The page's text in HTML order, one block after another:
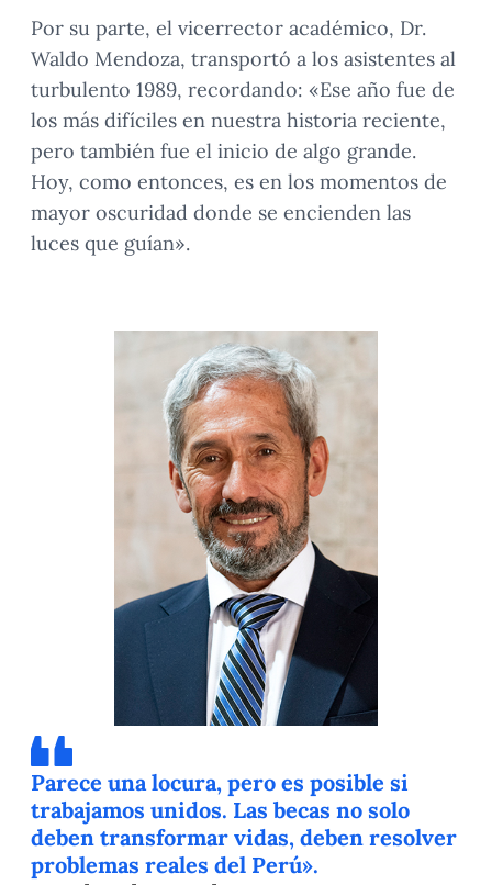
Por su parte, el vicerrector académico, Dr.
Waldo Mendoza, transportó a los asistentes al
turbulento 1989, recordando: «Ese año fue de
los más difíciles en nuestra historia reciente,
pero también fue el inicio de algo grande.
Hoy, como entonces, es en los momentos de
mayor oscuridad donde se encienden las
luces que guían».
Parece una locura, pero es posible si
trabajamos unidos. Las becas no solo
deben transformar vidas, deben resolver
problemas reales del Perú».